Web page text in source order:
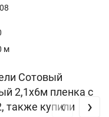
м
Сотовый
2,1х6м пленка с
также купили
‹ ›